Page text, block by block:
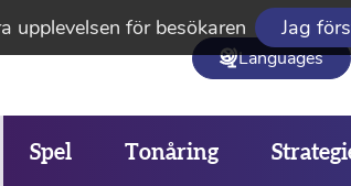
upplevelsen för besökaren Jag
Languages
Spel Tonåring